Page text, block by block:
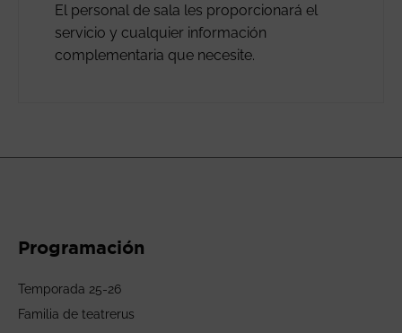
El personal de sala les proporcionará el
servicio y cualquier información
complementaria que necesite.
Programación
Temporada 25-26
Familia de teatrerus